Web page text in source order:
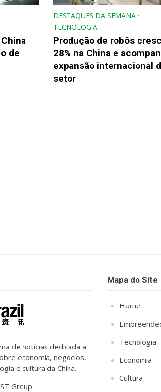
de
DESTAQUES DA SEMANA •
TECNOLOGIA
Produção de robôs
28% na China e
expansão internacional
setor
de notícias dedicada a
economia, negócios,
e cultura da China.
Group.
Mapa do Site
Home
Tecnologia
Economia
Cultura